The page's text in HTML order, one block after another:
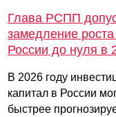
Глава РСПП
замедление
России до нуля в
В 2026 году
капитал в России
быстрее